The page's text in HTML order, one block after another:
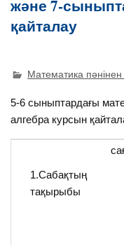
және 7-
қайталау
Математика
5-6 сыныптардағы
алгебра курсын
1.Сабақтың
тақырыбы